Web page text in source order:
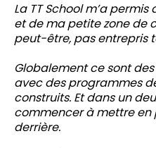
La TT School m’a
et de ma petite zone de
peut-être, pas entrepris
Globalement ce sont
avec des programmes
construits. Et dans un
commencer à mettre en
derrière.